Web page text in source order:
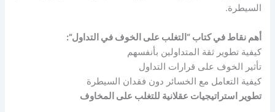
السيطرة.
أهم نقاط في كتاب “التغلب على الخوف في التداول”:
كيفية تطوير ثقة المتداولين بأنفسهم
تأثير الخوف على قرارات التداول
كيفية التعامل مع الخسائر دون فقدان السيطرة
تطوير استراتيجيات عقلانية للتغلب على المخاوف